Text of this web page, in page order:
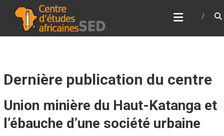
content
CENTRE D’ÉTUDES
AFRICAINES
Pour la renaissance de l'Afrique
Dernière publication du centre
Union minière du Haut-Katanga et
l’ébauche d’une société urbaine